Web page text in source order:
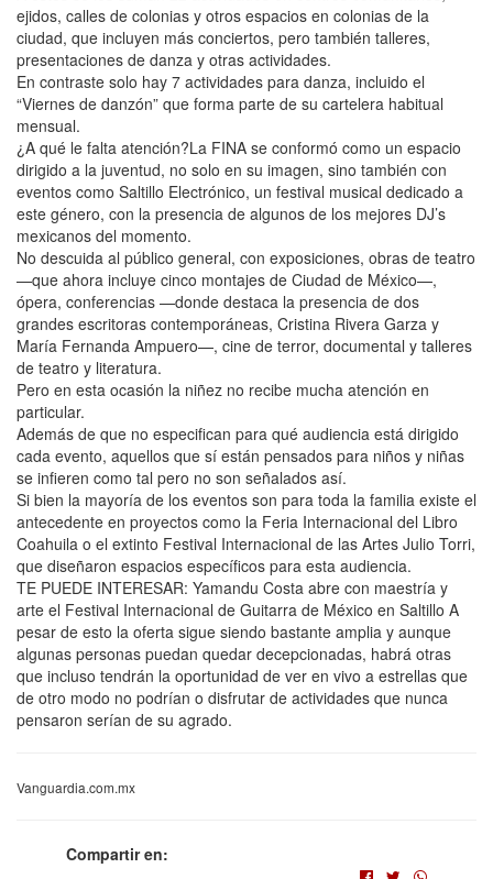
ejidos, calles de colonias y otros espacios en colonias de la
ciudad, que incluyen más conciertos, pero también talleres,
presentaciones de danza y otras actividades.
En contraste solo hay 7 actividades para danza, incluido el
“Viernes de danzón” que forma parte de su cartelera habitual
mensual.
¿A qué le falta atención?La FINA se conformó como un espacio
dirigido a la juventud, no solo en su imagen, sino también con
eventos como Saltillo Electrónico, un festival musical dedicado a
este género, con la presencia de algunos de los mejores DJ’s
mexicanos del momento.
No descuida al público general, con exposiciones, obras de teatro
—que ahora incluye cinco montajes de Ciudad de México—,
ópera, conferencias —donde destaca la presencia de dos
grandes escritoras contemporáneas, Cristina Rivera Garza y
María Fernanda Ampuero—, cine de terror, documental y talleres
de teatro y literatura.
Pero en esta ocasión la niñez no recibe mucha atención en
particular.
Además de que no especifican para qué audiencia está dirigido
cada evento, aquellos que sí están pensados para niños y niñas
se infieren como tal pero no son señalados así.
Si bien la mayoría de los eventos son para toda la familia existe el
antecedente en proyectos como la Feria Internacional del Libro
Coahuila o el extinto Festival Internacional de las Artes Julio Torri,
que diseñaron espacios específicos para esta audiencia.
TE PUEDE INTERESAR: Yamandu Costa abre con maestría y
arte el Festival Internacional de Guitarra de México en Saltillo A
pesar de esto la oferta sigue siendo bastante amplia y aunque
algunas personas puedan quedar decepcionadas, habrá otras
que incluso tendrán la oportunidad de ver en vivo a estrellas que
de otro modo no podrían o disfrutar de actividades que nunca
pensaron serían de su agrado.
Vanguardia.com.mx
Compartir en: